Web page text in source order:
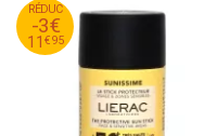
RÉDUC
-3€
11 €95
14
€
95
11
€
95